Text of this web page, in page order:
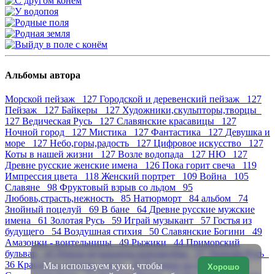
Альбомы автора
Морской пейзаж 127 Городской и деревенский пейзаж 127
Пейзаж 127 Байкеры 127 Художники,скульпторы,творцы
127 Ведическая Русь 127 Славянские красавицы 127
Ночной город 127 Мистика 127 Фантастика 127 Девушка и
море 127 Небо,горы,радость 127 Цифровое искусство 127
Коты в нашей жизни 127 Возле водопада 127 НЮ 127
Древне русские женские имена 126 Пока горит свеча 119
Импрессия цвета 118 Женский портрет 109 Война 105
Славяне 98 Фруктовый взрыв со льдом 95
Любовь,страсть,нежность 85 Натюрморт 84 альбом 74
Знойный поцелуй 69 В бане 64 Древне русские мужские
имена 61 Золотая Русь 59 Играй музыкант 57 Гостья из
будущего 54 Воздушная стихия 50 Славянские Богини 49
Амазонки - воительницы 49Рыжики 44Приморский
бульвар 43
Древняя Русь
36 Красота и эстетика танца 36Купание на природе 34
Хорошо
Мы используем куки, чтобы